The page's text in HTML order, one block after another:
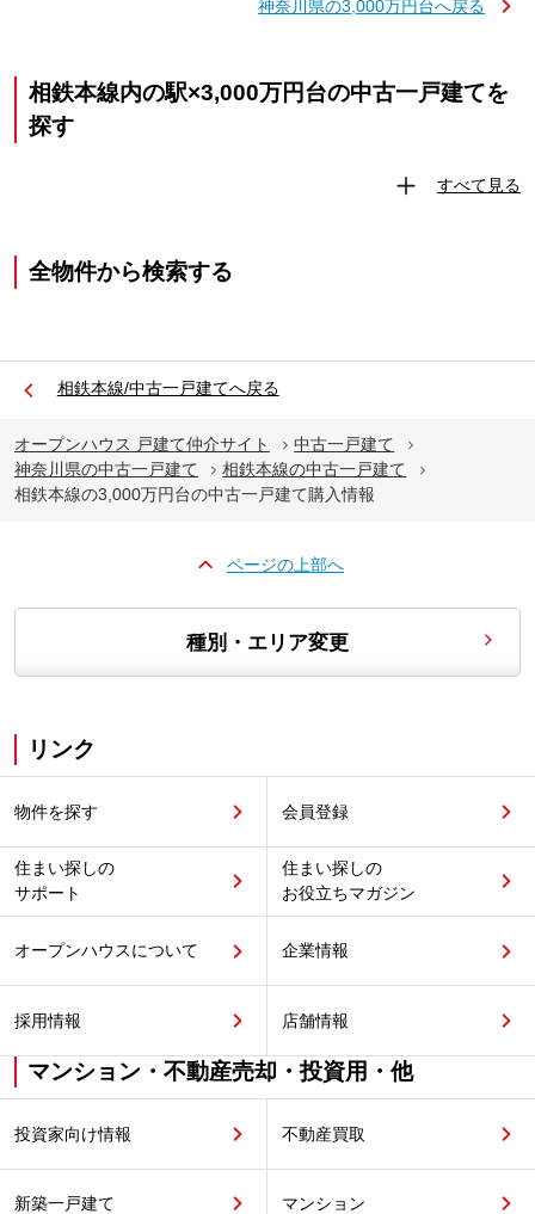
神奈川県の3,000万円台へ戻る
相鉄本線内の駅×3,000万円台の中古一戸建てを
探す
すべて見る
全物件から検索する
相鉄本線/中古一戸建てへ戻る
オープンハウス 戸建て仲介サイト
中古一戸建て
神奈川県の中古一戸建て
相鉄本線の中古一戸建て
相鉄本線の3,000万円台の中古一戸建て購入情報
ページの上部へ
種別・エリア変更
リンク
物件を探す 会員登録
住まい探しの
サポート
住まい探しの
お役立ちマガジン
オープンハウスについて 企業情報
採用情報 店舗情報
マンション・不動産売却・投資用・他
投資家向け情報 不動産買取
新築一戸建て マンション